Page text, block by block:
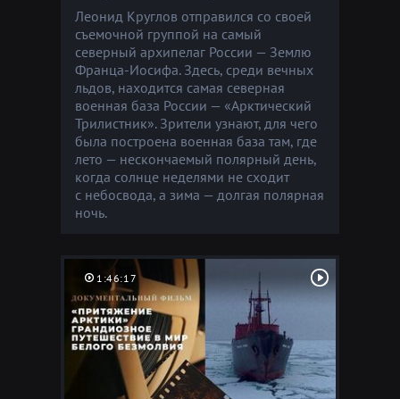
Леонид Круглов отправился со своей
съемочной группой на самый
северный архипелаг России — Землю
Франца-Иосифа. Здесь, среди вечных
льдов, находится самая северная
военная база России — «Арктический
Трилистник». Зрители узнают, для чего
была построена военная база там, где
лето — нескончаемый полярный день,
когда солнце неделями не сходит
с небосвода, а зима — долгая полярная
ночь.
1:46:17